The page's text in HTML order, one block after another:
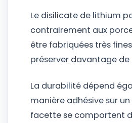
Le disilicate de lithium
contrairement aux
être fabriquées très
préserver davantage
La durabilité dépend
manière adhésive sur
facette se comportent